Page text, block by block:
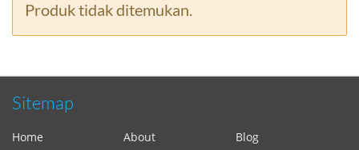
Produk tidak ditemukan.
Sitemap
Home About
Blog